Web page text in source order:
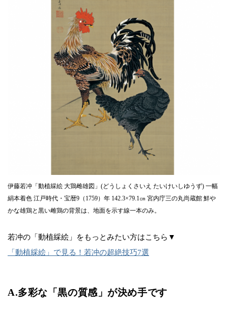
伊藤若冲「動植綵絵 大鶏雌雄図」(どうしょくさいえ たいけいしゆうず) 一幅
絹本着色 江戸時代・宝暦9（1759）年 142.3×79.1㎝ 宮内庁三の丸尚蔵館 鮮や
かな雄鶏と黒い雌鶏の背景は、地面を示す線一本のみ。
若冲の「動植綵絵」をもっとみたい方はこちら▼
「動植綵絵」で見る！若冲の超絶技巧7選
A.多彩な「黒の質感」が決め手です